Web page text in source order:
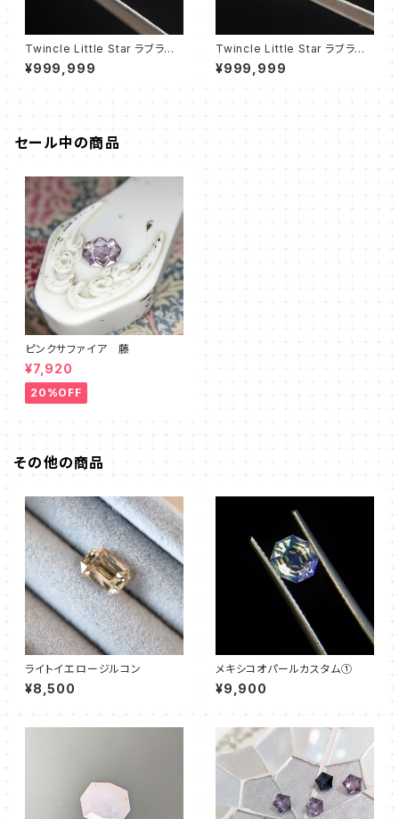
Twincle Little Star ラブラドラ
イト①
¥999,999
Twincle Little Star ラブラドラ
イト②
¥999,999
セール中の商品
ピンクサファイア 藤
¥7,920
20%OFF
その他の商品
ライトイエロージルコン
¥8,500
メキシコオパールカスタム①
¥9,900